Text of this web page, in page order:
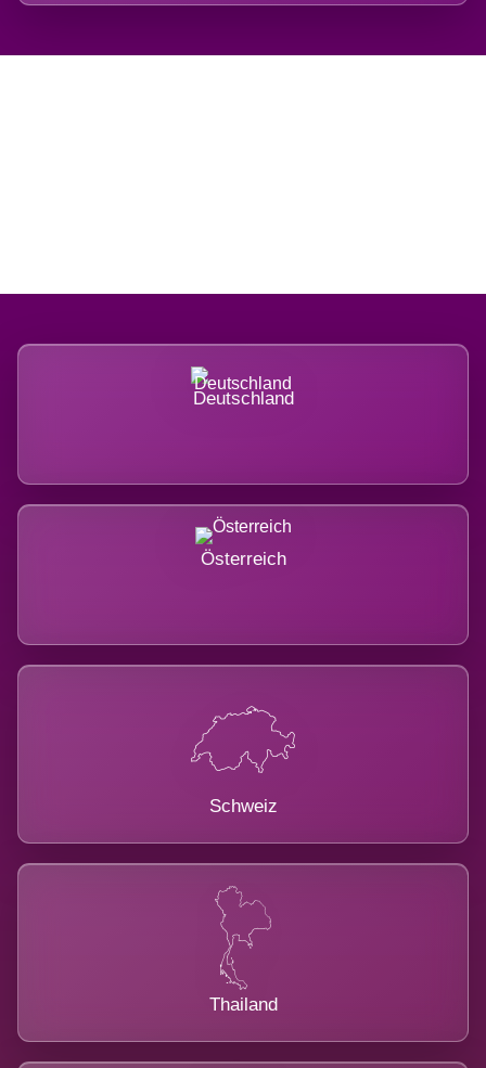
Deutschland
Österreich
Schweiz
Thailand